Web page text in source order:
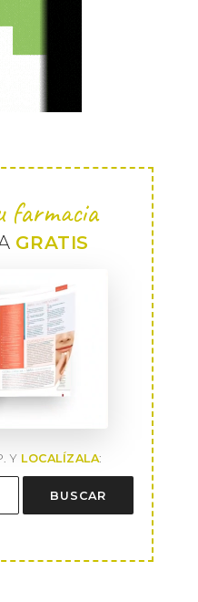
farmacia
GRATIS
Y LOCALÍZALA:
BUSCAR